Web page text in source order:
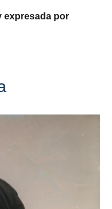
expresada por